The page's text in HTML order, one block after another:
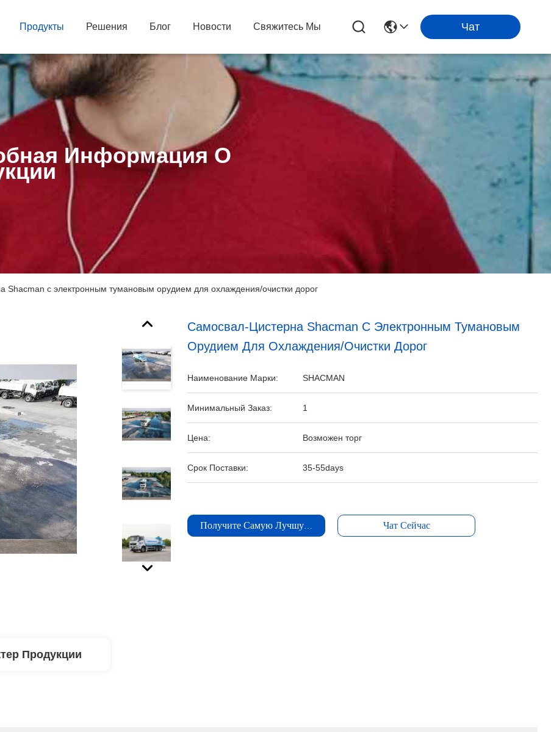
Продукты Решения Блог Новости Свяжитесь Мы Чат
Информация О
Shacman с электронным тумановым орудием для охлаждения/очистки дорог
Самосвал-Цистерна Shacman С Электронным Тумановым
Орудием Для Охлаждения/очистки Дорог
Наименование Марки: SHACMAN
Минимальный Заказ: 1
Цена: Возможен торг
Срок Поставки: 35-55days
Получите Самую Лучшую Цену Чат Сейчас
Продукции